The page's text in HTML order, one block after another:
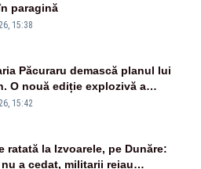
paragină
15:38
Păcuraru demască planul lui
O nouă ediție explozivă a
„Miza Zilei” la Realitatea PLUS
15:42
ratată la Izvoarele, pe Dunăre:
a cedat, militarii reiau